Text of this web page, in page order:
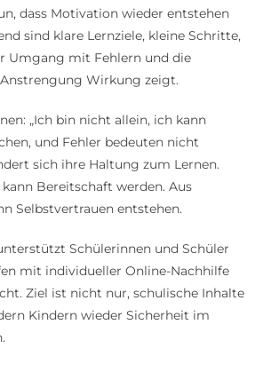
dass Motivation wieder entstehen
sind klare Lernziele, kleine Schritte,
Umgang mit Fehlern und die
Wirkung zeigt.
„Ich bin nicht allein, ich kann
und Fehler bedeuten nicht
sich ihre Haltung zum Lernen.
Bereitschaft werden. Aus
Selbstvertrauen entstehen.
Schülerinnen und Schüler
mit individueller Online-Nachhilfe
Ziel ist nicht nur, schulische Inhalte
Kindern wieder Sicherheit im